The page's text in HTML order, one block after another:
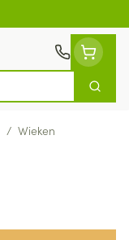
Zoek
/ Wieken